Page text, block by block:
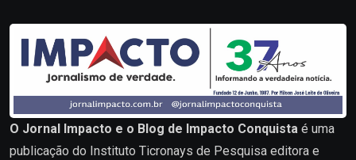
O Jornal Impacto e o Blog de Impacto Conquista é uma
publicação do Instituto Ticronays de Pesquisa editora e